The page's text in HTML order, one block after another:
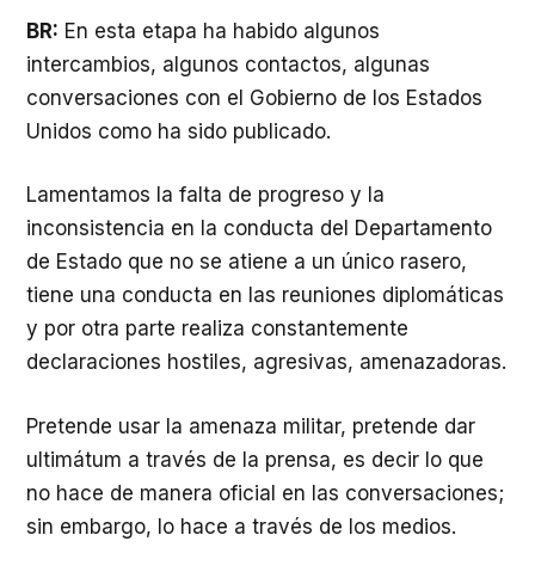
BR: En esta etapa ha habido algunos
intercambios, algunos contactos, algunas
conversaciones con el Gobierno de los Estados
Unidos como ha sido publicado.
Lamentamos la falta de progreso y la
inconsistencia en la conducta del Departamento
de Estado que no se atiene a un único rasero,
tiene una conducta en las reuniones diplomáticas
y por otra parte realiza constantemente
declaraciones hostiles, agresivas, amenazadoras.
Pretende usar la amenaza militar, pretende dar
ultimátum a través de la prensa, es decir lo que
no hace de manera oficial en las conversaciones;
sin embargo, lo hace a través de los medios.